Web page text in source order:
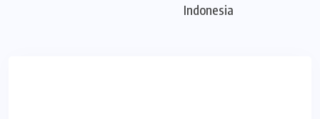
Indonesia